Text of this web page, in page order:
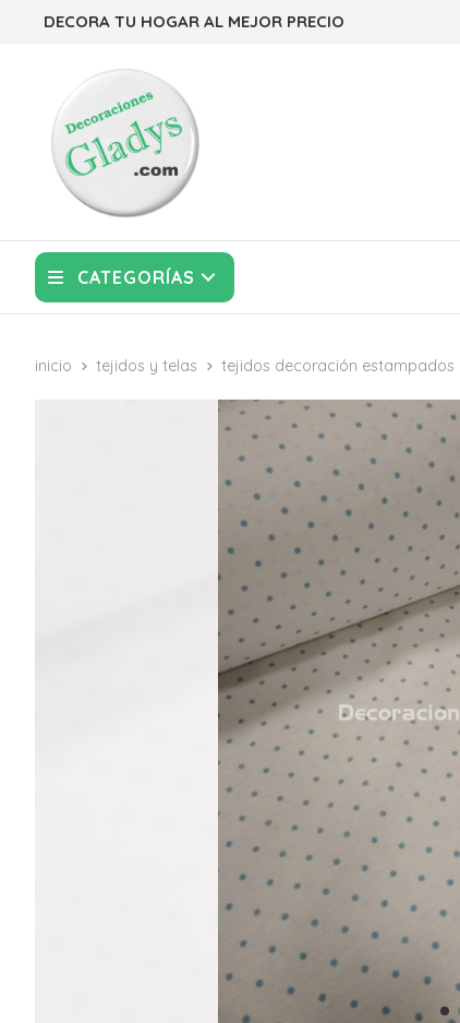
DECORA TU HOGAR AL MEJOR PRECIO
CATEGORÍAS
inicio tejidos y telas tejidos decoración estampados